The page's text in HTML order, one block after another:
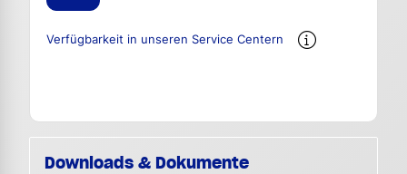
Verfügbarkeit in unseren Service Centern
Downloads & Dokumente